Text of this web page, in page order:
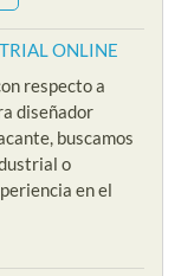
ONLINE
respecto a
diseñador
buscamos
o
en el